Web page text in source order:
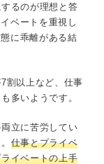
るのが理想と答
ベートを重視し
に乖離がある結
割以上など、仕事
多いようです。
立に苦労してい
仕事とプライベ
イベートの上手